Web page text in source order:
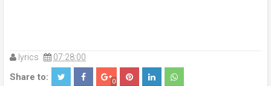
lyrics 07:28:00
Share to: 0